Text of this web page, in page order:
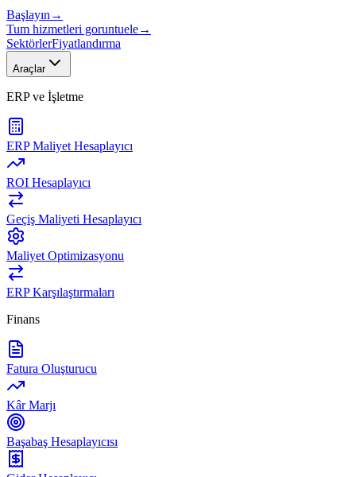
Başlayın →
Tum hizmetleri goruntuele→
SektörlerFiyatlandırma
Araçlar
ERP ve İşletme
ERP Maliyet Hesaplayıcı
ROI Hesaplayıcı
Geçiş Maliyeti Hesaplayıcı
Maliyet Optimizasyonu
ERP Karşılaştırmaları
Finans
Fatura Oluşturucu
Kâr Marjı
Başabaş Hesaplayıcısı